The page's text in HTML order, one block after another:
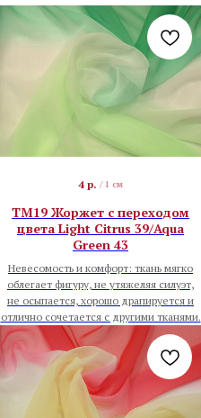
4 р. / 1 см
TM19 Жоржет с переходом
цвета Light Citrus 39/Aqua
Green 43
Невесомость и комфорт: ткань мягко
облегает фигуру, не утяжеляя силуэт,
не осыпается, хорошо драпируется и
отлично сочетается с другими тканями.